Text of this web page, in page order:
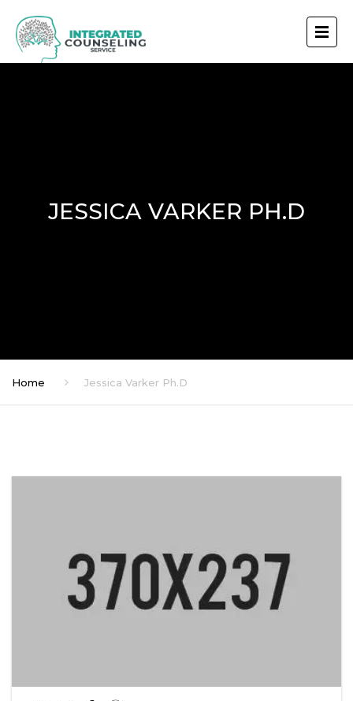
JESSICA VARKER PH.D
Home Jessica Varker Ph.D